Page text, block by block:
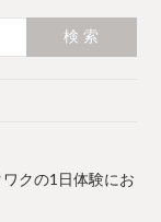
現場
保建
クの1日体験にお